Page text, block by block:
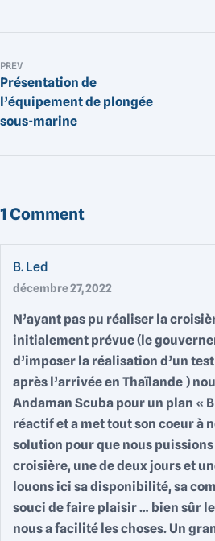
PREV
Présentation de
l’équipement de plongée
sous-marine
1 Comment
B. Led
décembre 27, 2022
N’ayant pas pu réaliser la
initialement prévue (le
d’imposer la réalisation d’un
après l’arrivée en Thaïlande )
Andaman Scuba pour un plan «
réactif et a met tout son coeur à
solution pour que nous
croisière, une de deux jours et
louons ici sa disponibilité, sa
souci de faire plaisir … bien sûr
nous a facilité les choses. Un